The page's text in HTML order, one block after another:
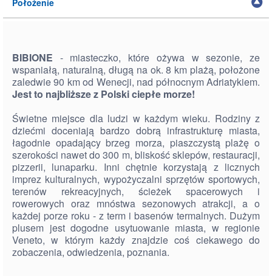
Położenie
BIBIONE - miasteczko, które ożywa w sezonie, ze
wspaniałą, naturalną, długą na ok. 8 km plażą, położone
zaledwie 90 km od Wenecji, nad północnym Adriatykiem.
Jest to najbliższe z Polski ciepłe morze!
Świetne miejsce dla ludzi w każdym wieku. Rodziny z
dziećmi doceniają bardzo dobrą infrastrukturę miasta,
łagodnie opadający brzeg morza, piaszczystą plażę o
szerokości nawet do 300 m, bliskość sklepów, restauracji,
pizzerii, lunaparku. Inni chętnie korzystają z licznych
imprez kulturalnych, wypożyczalni sprzętów sportowych,
terenów rekreacyjnych, ścieżek spacerowych i
rowerowych oraz mnóstwa sezonowych atrakcji, a o
każdej porze roku - z term i basenów termalnych. Dużym
plusem jest dogodne usytuowanie miasta, w regionie
Veneto, w którym każdy znajdzie coś ciekawego do
zobaczenia, odwiedzenia, poznania.